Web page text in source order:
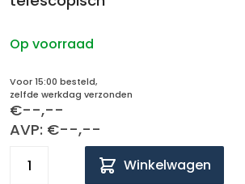
Op voorraad
Voor 15:00 besteld,
zelfde werkdag verzonden
€--,--
AVP: €--,--
Winkelwagen